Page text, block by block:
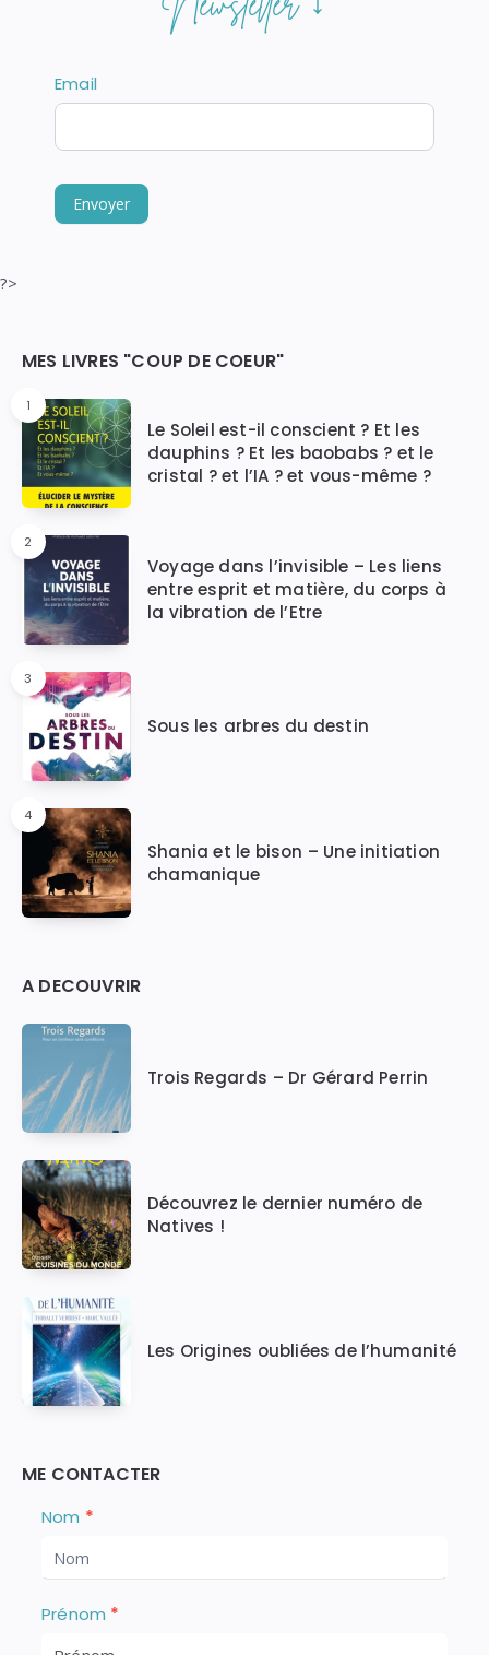
Email
Envoyer
remplissez
pas
champ.
?>
Widgets
MES LIVRES "COUP DE COEUR"
1
Le Soleil est-il conscient ? Et les
dauphins ? Et les baobabs ? et le
cristal ? et l’IA ? et vous-même ?
2
Voyage dans l’invisible – Les liens
entre esprit et matière, du corps à
la vibration de l’Etre
3
Sous les arbres du destin
4
Shania et le bison – Une initiation
chamanique
A DECOUVRIR
Trois Regards – Dr Gérard Perrin
Découvrez le dernier numéro de
Natives !
Les Origines oubliées de l’humanité
ME CONTACTER
Nous
Contacter
Nom *
Prénom *
S
o
s